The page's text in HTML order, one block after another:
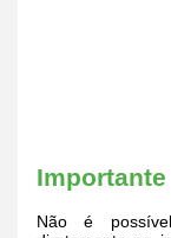
Importante
Não é